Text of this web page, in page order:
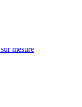
mesure